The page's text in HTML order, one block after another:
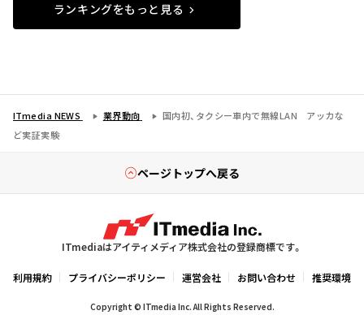
ランキングをもっと見る
ITmedia NEWS 業界動向
国内初、タクシー車内で無線LAN アッカな
ど実証実験
ページトップへ戻る
ITmediaはアイティメディア株式会社の登録商標です。
利用規約 プライバシーポリシー 運営会社 お問い合わせ 推奨環境
Copyright © ITmedia Inc. All Rights Reserved.